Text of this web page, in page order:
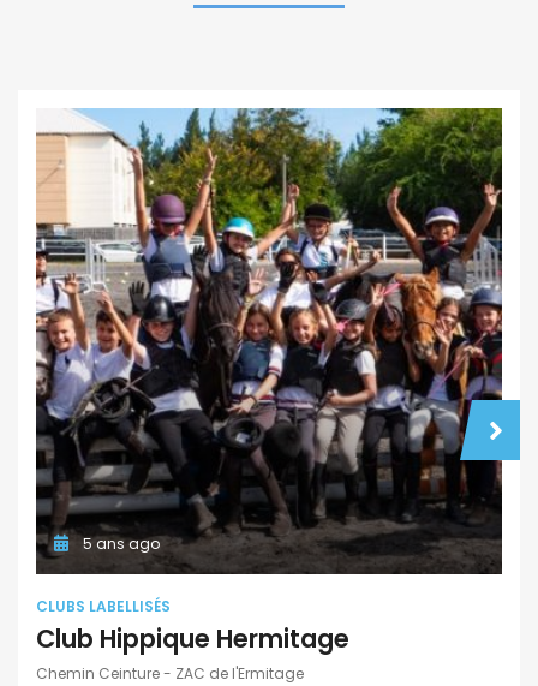
5 ans ago
CLUBS LABELLISÉS
Club Hippique Hermitage
Chemin Ceinture - ZAC de l'Ermitage